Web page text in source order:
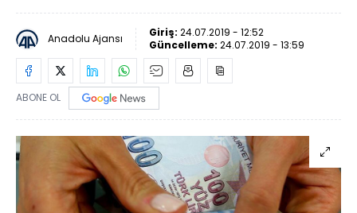
Anadolu Ajansı Giriş: 24.07.2019 - 12:52
Güncelleme: 24.07.2019 - 13:59
ABONE OL